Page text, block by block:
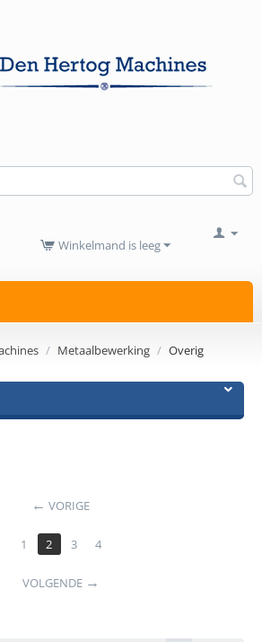
Winkelmand is leeg
/ Metaalbewerking / Overig
VORIGE
1 2 3 4
VOLGENDE